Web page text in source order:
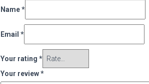
Name*
Email *
Your rating *
Your review*